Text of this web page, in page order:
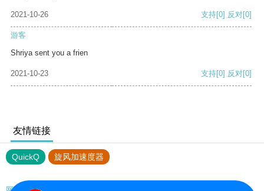
2021-10-26 支持[0] 反对[0]
游客
Shriya sent you a frien
2021-10-23 支持[0] 反对[0]
友情链接
QuickQ 旋风加速度器